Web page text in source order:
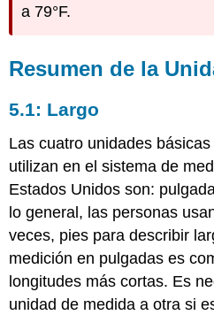
a 79°F.
Resumen de la
5.1: Largo
Las cuatro unidades
utilizan en el sistema de
Estados Unidos son:
lo general, las personas
veces, pies para describir
medición en pulgadas es
longitudes más cortas. Es
unidad de medida a otra si